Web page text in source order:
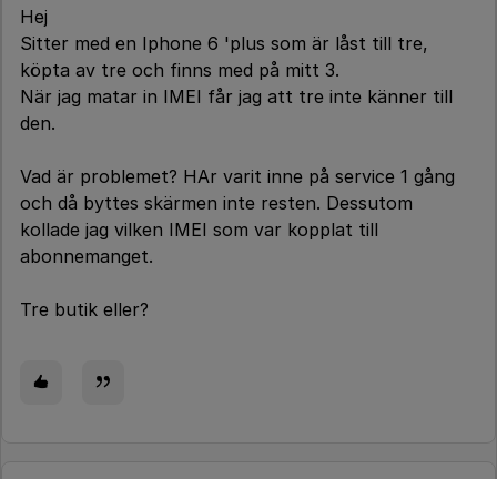
Hej
Sitter med en Iphone 6 'plus som är låst till tre,
köpta av tre och finns med på mitt 3.
När jag matar in IMEI får jag att tre inte känner till
den.
Vad är problemet? HAr varit inne på service 1 gång
och då byttes skärmen inte resten. Dessutom
kollade jag vilken IMEI som var kopplat till
abonnemanget.
Tre butik eller?